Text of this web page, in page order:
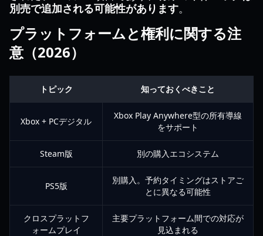
別売で追加される可能性があります。
プラットフォームと権利に関する注
意（2026）
トピック 知っておくべきこと
Xbox + PCデジタル
Xbox Play Anywhere型の所有導線
をサポート
Steam版 別の購入エコシステム
PS5版
別購入。予約タイミングはストアご
とに異なる可能性
クロスプラットフ
ォームプレイ
主要プラットフォーム間での対応が
見込まれる